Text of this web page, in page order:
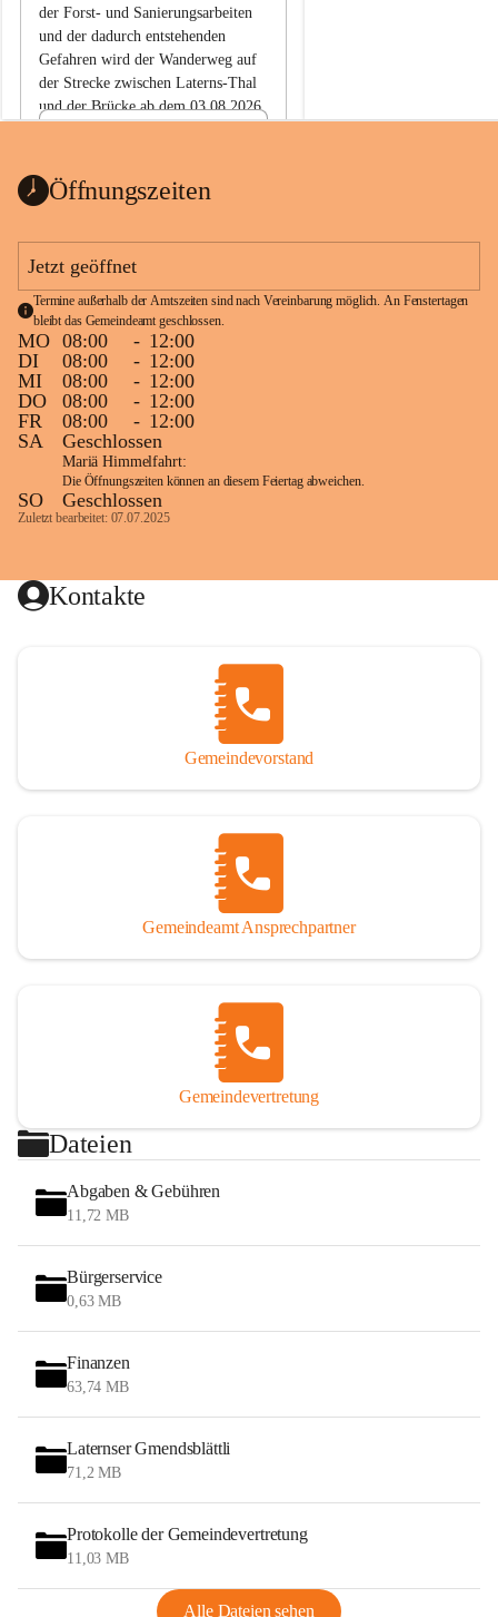
der Forst- und Sanierungsarbeiten
und der dadurch entstehenden
Gefahren wird der Wanderweg auf
der Strecke zwischen Laterns-Thal
und der Brücke ab dem 03.08.2026
ht
1 Seite•0,1 MB
Öffnungszeiten
Jetzt geöffnet
Termine außerhalb der Amtszeiten sind nach Vereinbarung möglich. An Fenstertagen
bleibt das Gemeindeamt geschlossen.
MO 08:00 - 12:00
DI
08:00 - 12:00
MI
08:00 - 12:00
DO
08:00 - 12:00
FR
08:00 - 12:00
SA
Geschlossen
Mariä Himmelfahrt:
Die Öffnungszeiten können an diesem Feiertag abweichen.
SO Geschlossen
Zuletzt bearbeitet: 07.07.2025
Kontakte
Gemeindevorstand
Gemeindeamt Ansprechpartner
Gemeindevertretung
Dateien
Abgaben & Gebühren
11,72 MB
Bürgerservice
0,63 MB
Finanzen
63,74 MB
Laternser Gmendsblättli
71,2 MB
Protokolle der Gemeindevertretung
11,03 MB
Alle Dateien sehen